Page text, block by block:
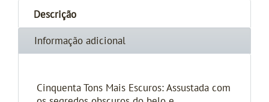
Descrição
Informação adicional
Cinquenta Tons Mais Escuros: Assustada com